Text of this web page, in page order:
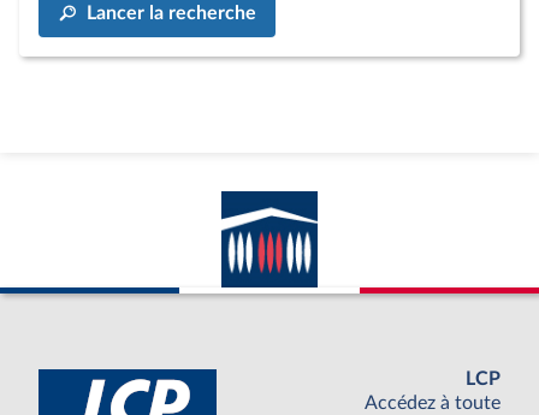
Lancer la recherche
LCP
Accédez à toute